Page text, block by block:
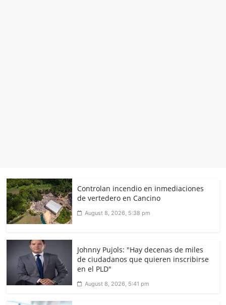
Controlan incendio en inmediaciones
de vertedero en Cancino
August 8, 2026, 5:38 pm
Johnny Pujols: "Hay decenas de miles
de ciudadanos que quieren inscribirse
en el PLD"
August 8, 2026, 5:41 pm